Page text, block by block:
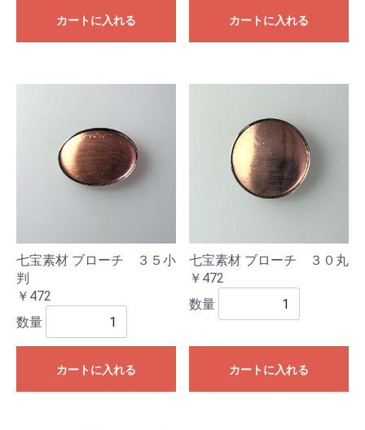
カートに入れる カートに入れる
七宝素材 ブローチ ３５小
判
￥472
数量
カートに入れる
七宝素材 ブローチ ３０丸
￥472
数量
カートに入れる